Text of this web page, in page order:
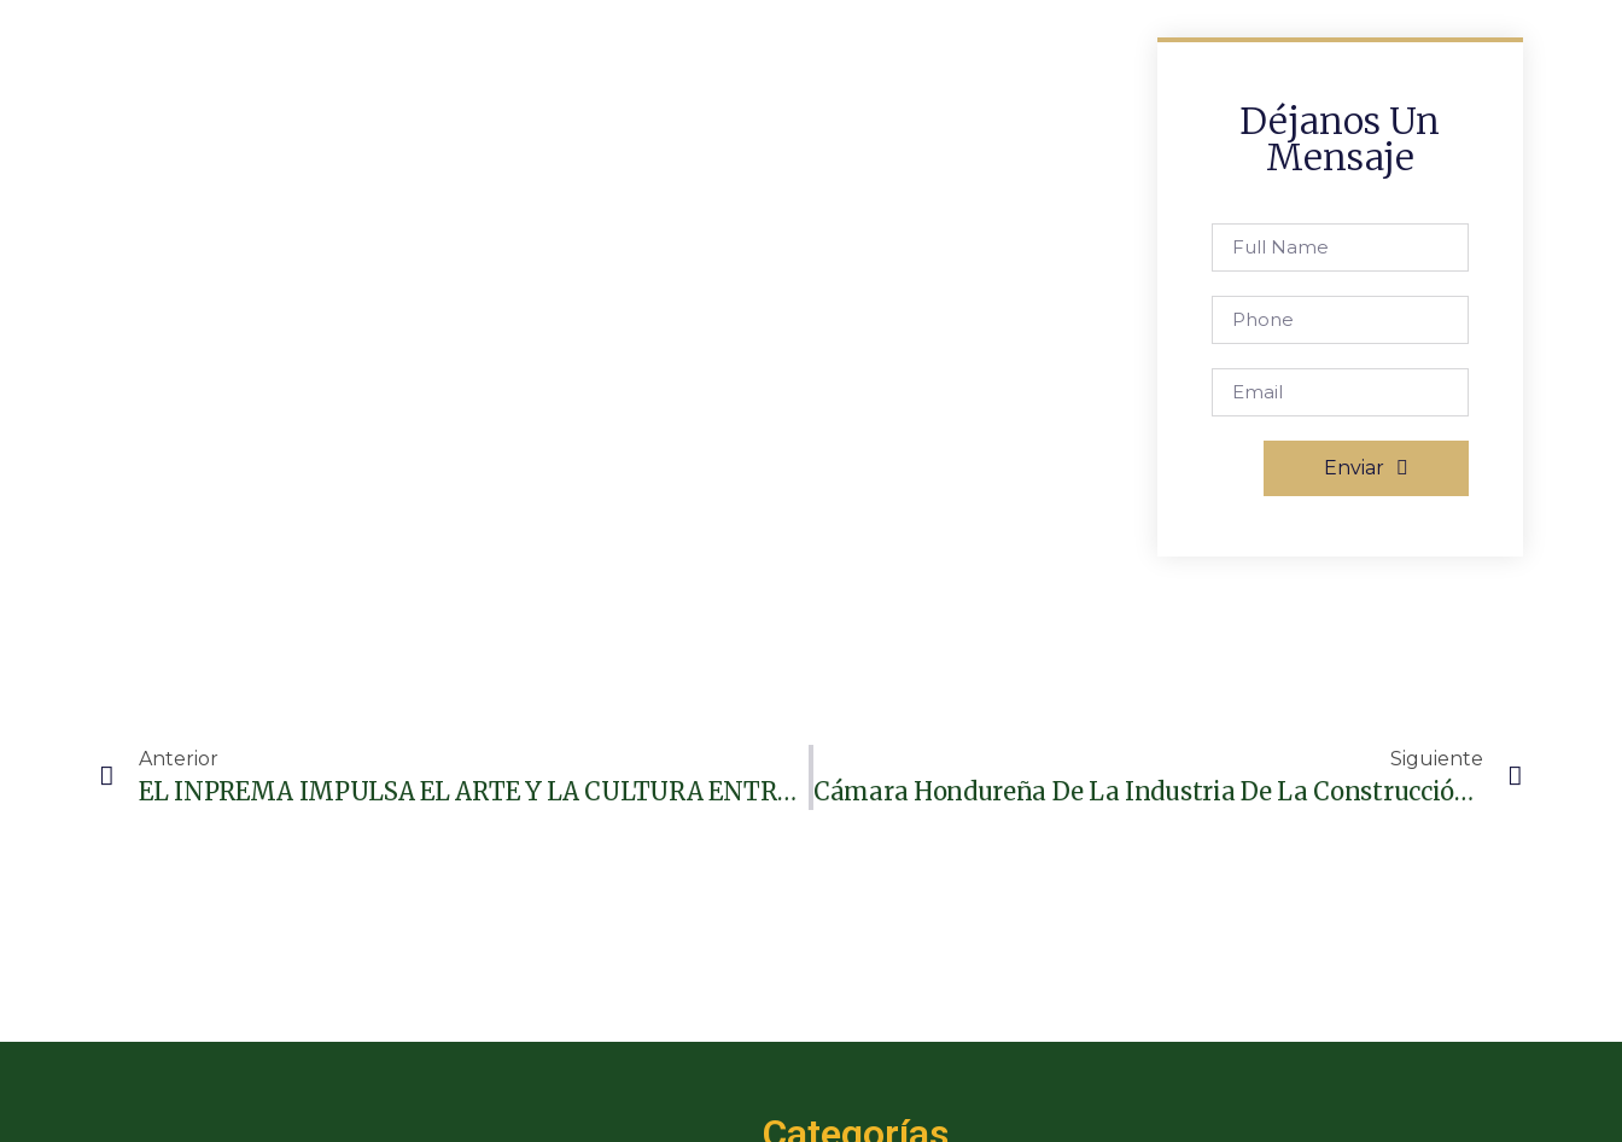
Déjanos Un
Mensaje
Enviar
Anterior
EL INPREMA IMPULSA EL ARTE Y LA CULTURA ENTRE DOCENTES JUBILADOS Y PENSIONADOS CON EL EVENTO «INSPIRARTE»
Siguiente
Cámara Hondureña De La Industria De La Construcción – CHICO Y Cementos Argos Lanzan El Congreso De Vivienda 2025